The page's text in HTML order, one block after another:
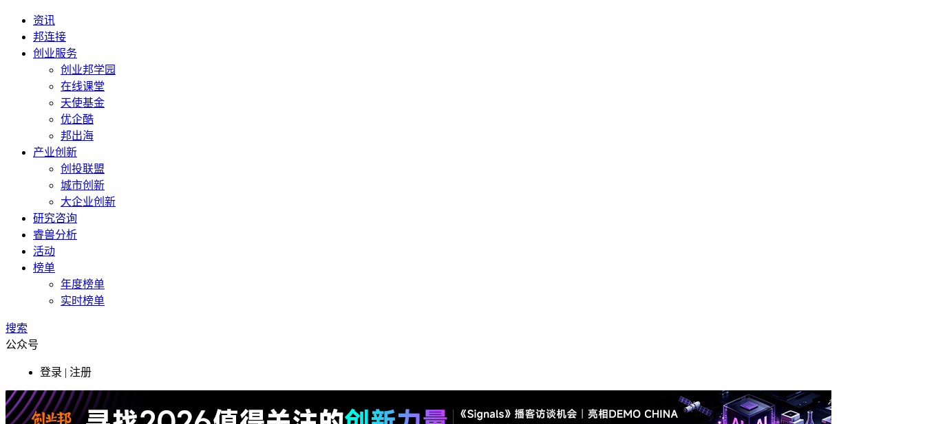
资讯
邦连接
创业服务
创业邦学园
在线课堂
天使基金
优企酷
邦出海
产业创新
创投联盟
城市创新
大企业创新
研究咨询
睿兽分析
活动
榜单
年度榜单
实时榜单
搜索
公众号
登录 | 注册